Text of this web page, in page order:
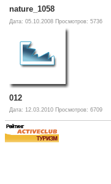
nature_1058
Дата: 05.10.2008 Просмотров: 5736
012
Дата: 12.03.2010 Просмотров: 6709